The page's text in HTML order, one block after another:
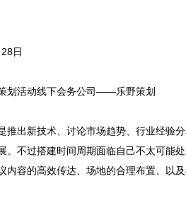
日
划活动线下会务公司——乐野策划
推出新技术、讨论市场趋势、行业经验
。不过搭建时间周期面临自己不太可能
内容的高效传达、场地的合理布置、以